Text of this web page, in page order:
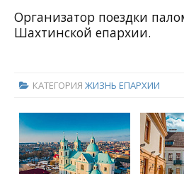
Организатор поездки
Шахтинской епархии.
КАТЕГОРИЯ ЖИЗНЬ ЕПАРХИИ